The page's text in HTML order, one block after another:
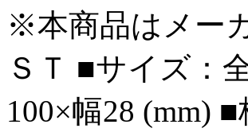
※本商品はメー
ＳＴ ■サイズ：
100×幅28 (mm)